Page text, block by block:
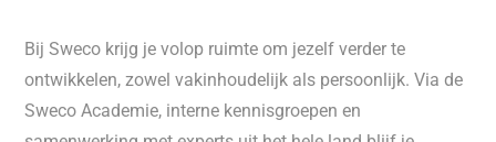
Bij Sweco krijg je volop ruimte om jezelf verder te
ontwikkelen, zowel vakinhoudelijk als persoonlijk. Via de
Sweco Academie, interne kennisgroepen en